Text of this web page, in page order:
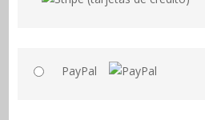
PayPal